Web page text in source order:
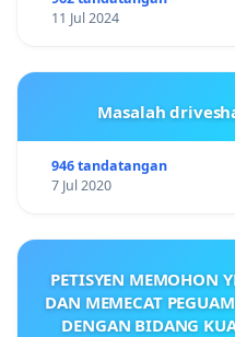
11 Jul 2024
Masalah
946 tandatangan
7 Jul 2020
PETISYEN MEMOHON
DAN MEMECAT
DENGAN BIDANG